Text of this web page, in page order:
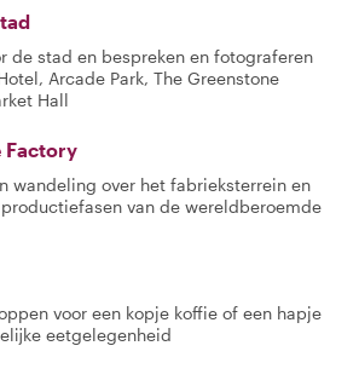
de stad en bespreken en fotograferen
Arcade Park, The Greenstone
Hall
Factory
wandeling over het fabrieksterrein en
van de wereldberoemde
voor een kopje koffie of een hapje
eetgelegenheid